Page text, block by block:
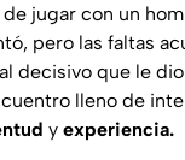
jugar con un
pero las faltas
decisivo que le
lleno de
y experiencia.